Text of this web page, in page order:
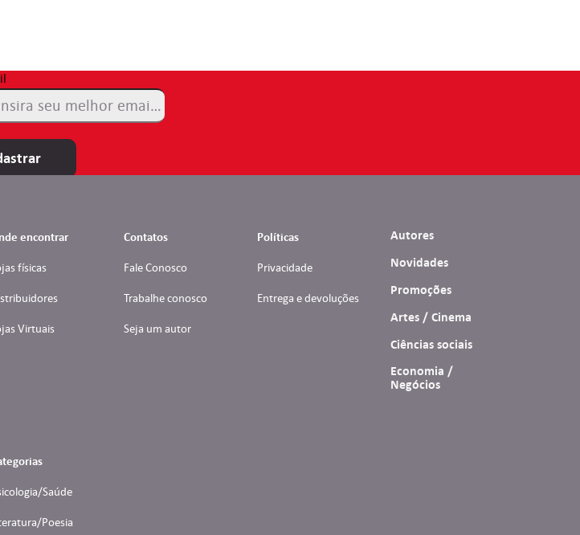
encontrar
físicas
Virtuais
Contatos
Fale Conosco
Trabalhe conosco
Seja um autor
Políticas
Privacidade
Entrega e devoluções
Autores
Novidades
Promoções
Artes / Cinema
Ciências sociais
Economia /
Negócios
Saúde
Poesia